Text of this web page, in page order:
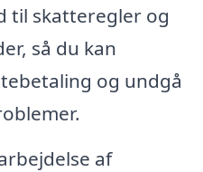
til skatteregler og
så du kan
og undgå
af